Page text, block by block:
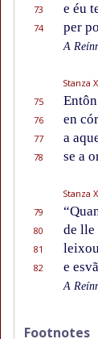
73 e éu
74 per
A
Stanza
75
76 en
77 a
78 se a
Stanza
79
80 de lle
81
82 e
A
Footnotes